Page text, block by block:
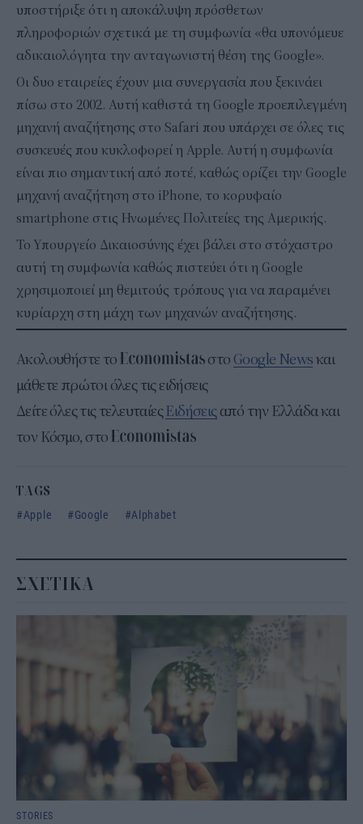
υποστήριξε ότι η αποκάλυψη πρόσθετων
πληροφοριών σχετικά με τη συμφωνία «θα υπονόμευε
αδικαιολόγητα την ανταγωνιστή θέση της Google».
Οι δυο εταιρείες έχουν μια συνεργασία που ξεκινάει
πίσω στο 2002. Αυτή καθιστά τη Google προεπιλεγμένη
μηχανή αναζήτησης στο Safari που υπάρχει σε όλες τις
συσκευές που κυκλοφορεί η Apple. Αυτή η συμφωνία
είναι πιο σημαντική από ποτέ, καθώς ορίζει την Google
μηχανή αναζήτηση στο iPhone, το κορυφαίο
smartphone στις Ηνωμένες Πολιτείες της Αμερικής.
Το Υπουργείο Δικαιοσύνης έχει βάλει στο στόχαστρο
αυτή τη συμφωνία καθώς πιστεύει ότι η Google
χρησιμοποιεί μη θεμιτούς τρόπους για να παραμένει
κυρίαρχη στη μάχη των μηχανών αναζήτησης.
Ακολουθήστε το στο Google Newsκαι
μάθετε πρώτοι όλες τις ειδήσεις
Δείτε όλες τις τελευταίεςΕιδήσειςαπό την Ελλάδα και
τον Κόσμο, στο
TAGS
Apple
Google Alphabet
ΣΧΕΤΙΚΑ
STORIES